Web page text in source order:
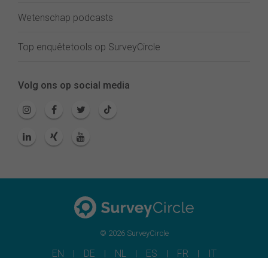
Wetenschap podcasts
Top enquêtetools op SurveyCircle
Volg ons op social media
© 2026 SurveyCircle
EN DE NL ES FR IT